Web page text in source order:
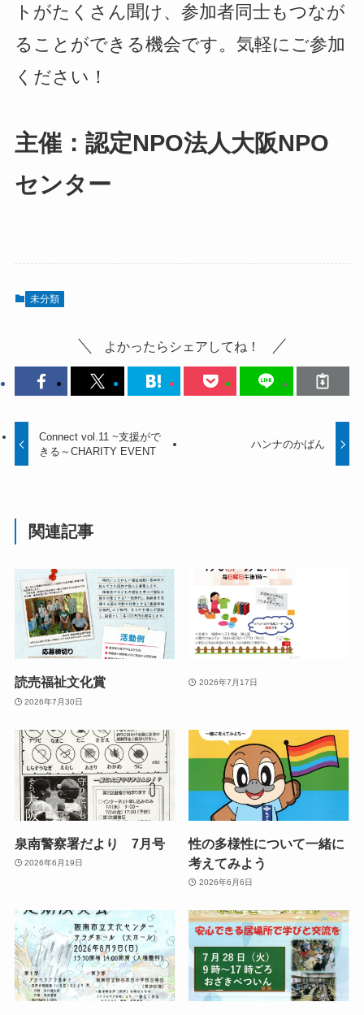
トがたくさん聞け、参加者同士もつなが
ることができる機会です。気軽にご参加
ください！
主催：認定NPO法人大阪NPO
センター
未分類
よかったらシェアしてね！
Connect vol.11 ~支援がで
きる～CHARITY EVENT
ハンナのかばん
関連記事
読売福祉文化賞
2026年7月30日
2026年7月17日
泉南警察署だより 7月号
2026年6月19日
性の多様性について一緒に
考えてみよう
2026年6月6日